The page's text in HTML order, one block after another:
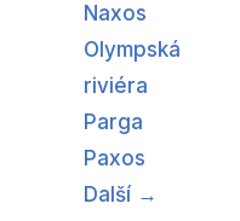
Naxos
Olympská
riviéra
Parga
Paxos
Další →